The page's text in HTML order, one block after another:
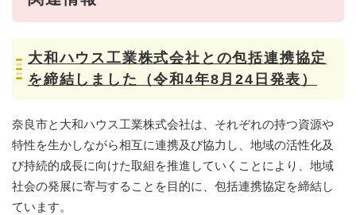
大和ハウス工業株式会社との包括連携協定
を締結しました（令和4年8月24日発表）
奈良市と大和ハウス工業株式会社は、それぞれの持つ資源や
特性を生かしながら相互に連携及び協力し、地域の活性化及
び持続的成長に向けた取組を推進していくことにより、地域
社会の発展に寄与することを目的に、包括連携協定を締結し
ています。